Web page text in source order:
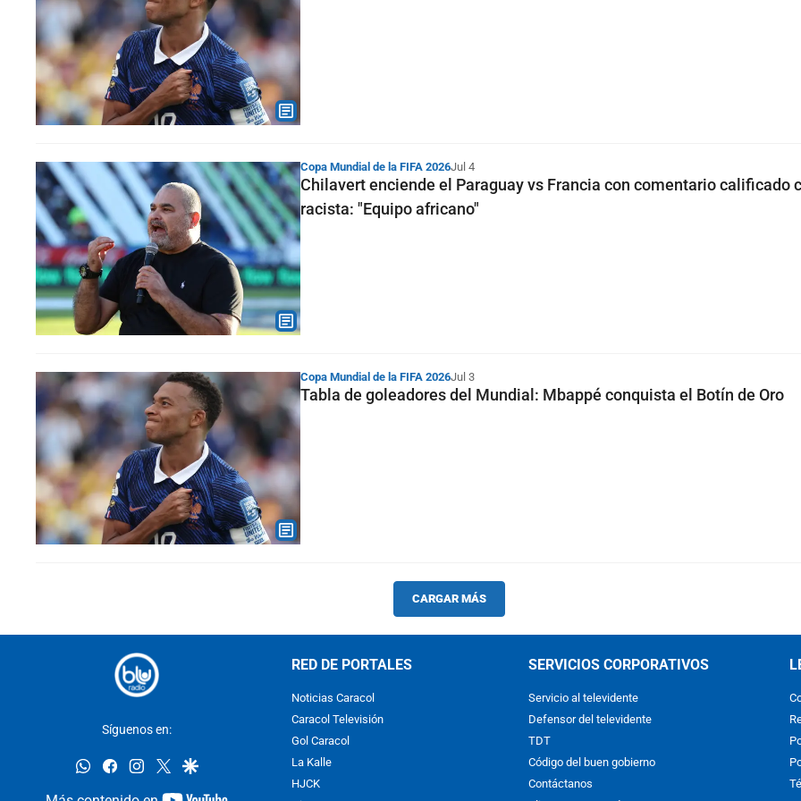
Copa Mundial de la FIFA 2026Jul 4
Chilavert enciende el Paraguay vs Francia con comentario calificado
racista: "Equipo africano"
Copa Mundial de la FIFA 2026Jul 3
Tabla de goleadores del Mundial: Mbappé conquista el Botín de Oro
CARGAR MÁS
Síguenos en:
whatsappfacebookinstagram
twittergoogle
RED DE PORTALES
Noticias Caracol
Caracol Televisión
Gol Caracol
La Kalle
HJCK
SERVICIOS CORPORATIVOS
Servicio al televidente
Defensor del televidente
TDT
Código del buen gobierno
Contáctanos